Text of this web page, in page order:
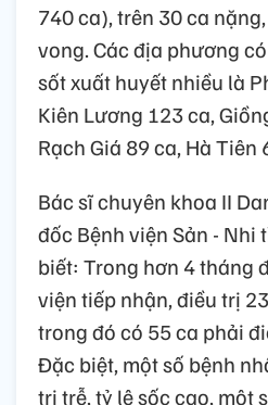
740 ca), trên 30 ca
vong. Các địa phương
sốt xuất huyết nhiều là
Kiên Lương 123 ca,
Rạch Giá 89 ca, Hà Tiên
Bác sĩ chuyên khoa II
đốc Bệnh viện Sản - Nhi
biết: Trong hơn 4 tháng
viện tiếp nhận, điều trị
trong đó có 55 ca phải
Đặc biệt, một số bệnh
trị trễ, tỷ lệ sốc cao, một